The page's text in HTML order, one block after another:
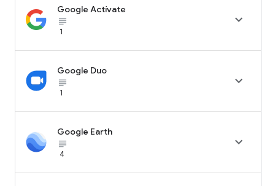
Google Actívate
subject_black
1

Google Duo
subject_black
1

Google Earth
subject_black
4
